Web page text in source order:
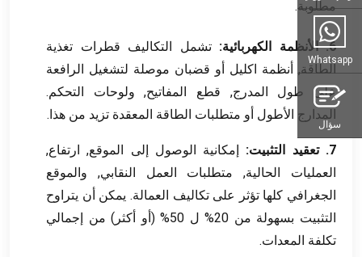
مطلوبة.
6. الأنظمة الكهربائية:
تشمل التكاليف قطرات تغذية
الطاقة, أنظمة اكليل أو قضبان موصلة لتشغيل الرافعة
على طول المدرج, قطع المفاتيح, ولوحات التحكم.
المدارج الأطول أو متطلبات الطاقة المعقدة تزيد من هذا.
7. تعقيد التثبيت:
إمكانية الوصول إلى الموقع, ارتفاع,
العمليات الحالية, متطلبات العمل النقابي, والموقع
الجغرافي كلها تؤثر على تكاليف العمالة. يمكن أن يتراوح
التثبيت بسهولة من 20% ل 50% (أو أكثر) من إجمالي
تكلفة المعدات.
Whatsapp
سؤال